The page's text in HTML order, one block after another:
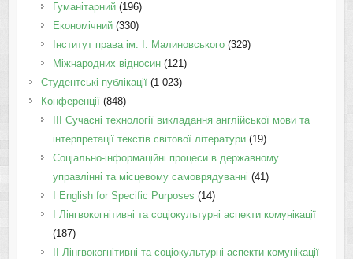
Гуманітарний(196)
Економічний(330)
Інститут права ім. І. Малиновського(329)
Міжнародних відносин(121)
Студентські публікації(1 023)
Конференції(848)
III Сучасні технології викладання англійської мови та
інтерпретації текстів світової літератури(19)
Соціально-інформаційні процеси в державному
управлінні та місцевому самоврядуванні (41)
І English for Specific Purposes (14)
I Лінгвокогнітивні та соціокультурні аспекти комунікації
(187)
IІ Лінгвокогнітивні та соціокультурні аспекти комунікації